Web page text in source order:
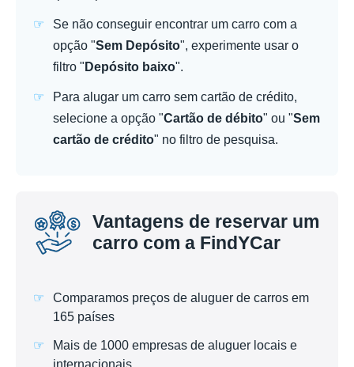
Se não conseguir encontrar um carro com a
opção "Sem Depósito", experimente usar o
filtro " Depósito baixo".
Para alugar um carro sem cartão de crédito,
selecione a opção "Cartão de débito" ou "Sem
cartão de crédito" no filtro de pesquisa.
Vantagens de reservar um
carro com a FindYCar
Comparamos preços de aluguer de carros em
165 países
Mais de 1000 empresas de aluguer locais e
internacionais